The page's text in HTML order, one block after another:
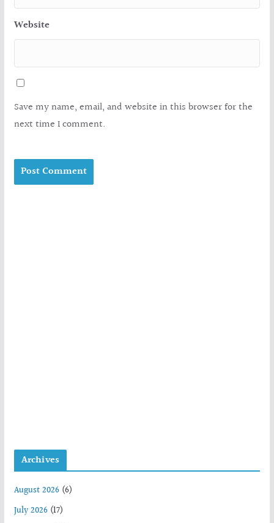
Website
Save my name, email, and website in this browser for the
next time I comment.
Archives
August 2026(6)
July 2026(17)